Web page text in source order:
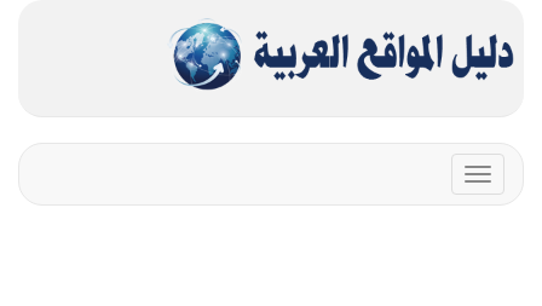
Toggle
navigation